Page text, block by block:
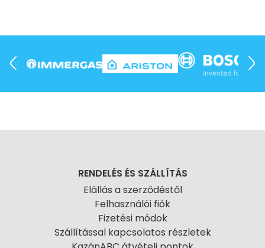
RENDELÉS ÉS SZÁLLÍTÁS
Elállás a szerződéstől
Felhasználói fiók
Fizetési módok
Szállítással kapcsolatos részletek